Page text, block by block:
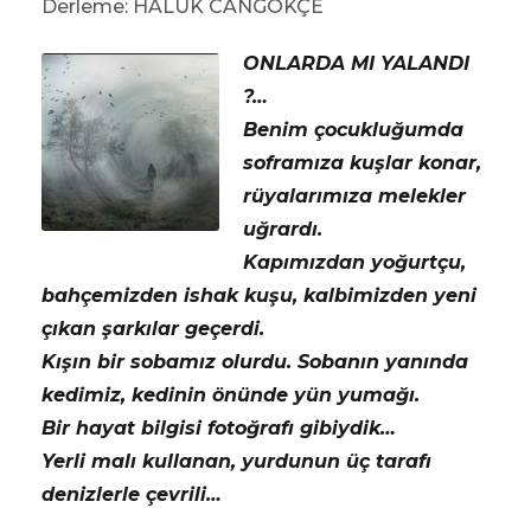
Derleme: HALUK CANGÖKÇE
ONLARDA MI YALANDI
?…
Benim çocukluğumda
soframıza kuşlar konar,
rüyalarımıza melekler
uğrardı.
Kapımızdan yoğurtçu,
bahçemizden ishak kuşu, kalbimizden yeni
çıkan şarkılar geçerdi.
Kışın bir sobamız olurdu. Sobanın yanında
kedimiz, kedinin önünde yün yumağı.
Bir hayat bilgisi fotoğrafı gibiydik…
Yerli malı kullanan, yurdunun üç tarafı
denizlerle çevrili…